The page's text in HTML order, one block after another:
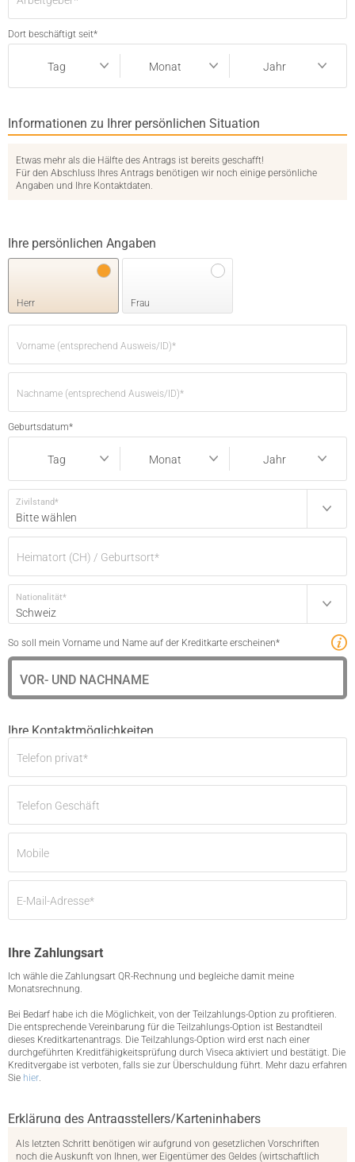
Dort beschäftigt seit*
Tag
Tag Monat
Monat Jahr
Jahr
Informationen zu Ihrer persönlichen Situation
Etwas mehr als die Hälfte des Antrags ist bereits geschafft!
Für den Abschluss Ihres Antrags benötigen wir noch einige persönliche
Angaben und Ihre Kontaktdaten.
Ihre persönlichen Angaben
Herr Frau
Vorname (entsprechend Ausweis/ID)*
Nachname (entsprechend Ausweis/ID)*
Geburtsdatum*
Tag
Tag Monat
Monat Jahr
Jahr
Zivilstand*
Bitte wählen
Heimatort (CH) / Geburtsort*
Nationalität*
Schweiz
So soll mein Vorname und Name auf der Kreditkarte erscheinen*
Ihre Kontaktmöglichkeiten
Telefon privat*
Telefon Geschäft
Mobile
E-Mail-Adresse*
Ihre Zahlungsart
Ich wähle die Zahlungsart QR-Rechnung und begleiche damit meine
Monatsrechnung.
Bei Bedarf habe ich die Möglichkeit, von der Teilzahlungs-Option zu profitieren.
Die entsprechende Vereinbarung für die Teilzahlungs-Option ist Bestandteil
dieses Kreditkartenantrags. Die Teilzahlungs-Option wird erst nach einer
durchgeführten Kreditfähigkeitsprüfung durch Viseca aktiviert und bestätigt. Die
Kreditvergabe ist verboten, falls sie zur Überschuldung führt. Mehr dazu erfahren
Sie hier
Erklärung des Antragsstellers/Karteninhabers
Als letzten Schritt benötigen wir aufgrund von gesetzlichen Vorschriften
noch die Auskunft von Ihnen, wer Eigentümer des Geldes (wirtschaftlich